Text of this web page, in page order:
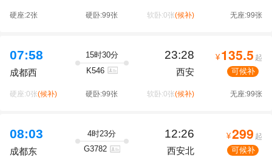
硬座:2张 硬卧:99张 软卧:0张(候补) 无座:99张
07:58
成都西
15时30分
K546
23:28
西安
¥ 135.5 起
可候补
硬座:0张(候补) 硬卧:99张 软卧:0张(候补) 无座:99张
08:03
成都东
4时23分
G3782
12:26
西安北
¥299 起
可候补